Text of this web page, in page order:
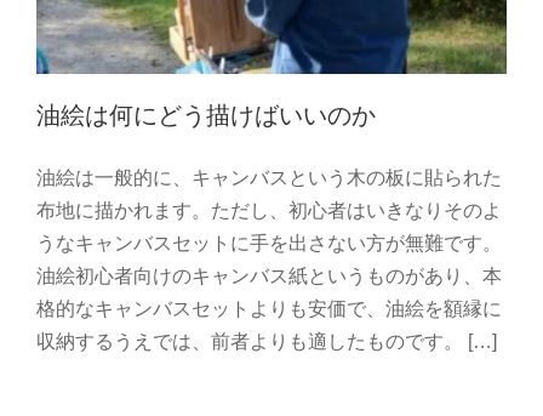
油絵は何にどう描けばいいのか
油絵は一般的に、キャンバスという木の板に貼られた
布地に描かれます。ただし、初心者はいきなりそのよ
うなキャンバスセットに手を出さない方が無難です。
油絵初心者向けのキャンバス紙というものがあり、本
格的なキャンバスセットよりも安価で、油絵を額縁に
収納するうえでは、前者よりも適したものです。 […]
油絵、アクリル画を描く絵筆の選択ガイ
ド